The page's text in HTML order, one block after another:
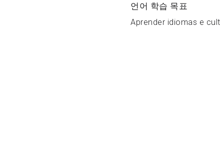
언어 학습 목표
Aprender idiomas e